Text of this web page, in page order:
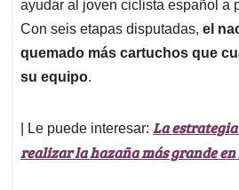
Anuncios.